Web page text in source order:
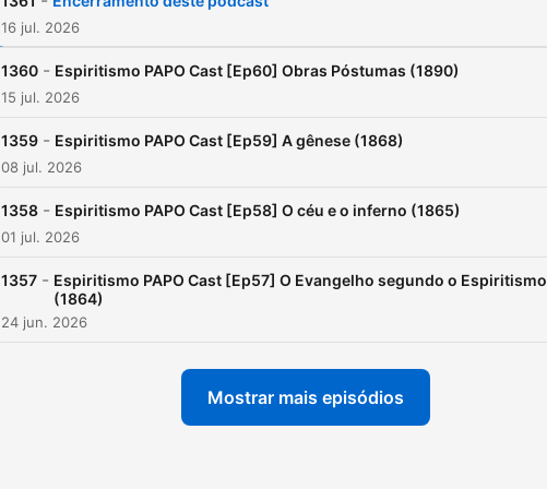
16 jul. 2026
1360 - Espiritismo PAPO Cast [Ep60] Obras Póstumas (1890)
15 jul. 2026
1359 - Espiritismo PAPO Cast [Ep59] A gênese (1868)
08 jul. 2026
1358 - Espiritismo PAPO Cast [Ep58] O céu e o inferno (1865)
01 jul. 2026
1357 - Espiritismo PAPO Cast [Ep57] O Evangelho segundo o Espiritismo
(1864)
24 jun. 2026
Mostrar mais episódios